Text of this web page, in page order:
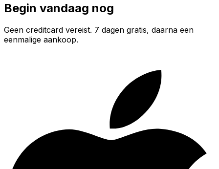
Begin vandaag nog
Geen creditcard vereist. 7 dagen gratis, daarna een
eenmalige aankoop.